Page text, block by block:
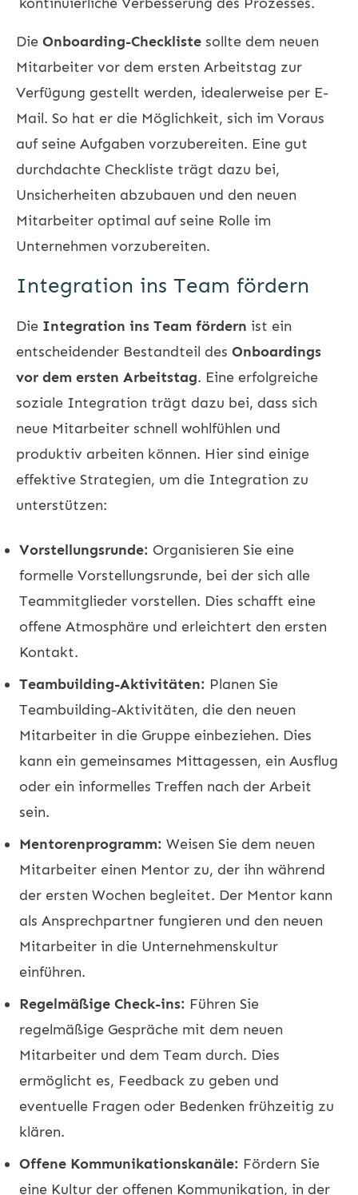
Die Onboarding-Checkliste sollte dem neuen
Mitarbeiter vor dem ersten Arbeitstag zur
Verfügung gestellt werden, idealerweise per E-
Mail. So hat er die Möglichkeit, sich im Voraus
auf seine Aufgaben vorzubereiten. Eine gut
durchdachte Checkliste trägt dazu bei,
Unsicherheiten abzubauen und den neuen
Mitarbeiter optimal auf seine Rolle im
Unternehmen vorzubereiten.
Integration ins Team fördern
Die Integration ins Team fördern ist ein
entscheidender Bestandteil des Onboardings
vor dem ersten Arbeitstag. Eine erfolgreiche
soziale Integration trägt dazu bei, dass sich
neue Mitarbeiter schnell wohlfühlen und
produktiv arbeiten können. Hier sind einige
effektive Strategien, um die Integration zu
unterstützen:
Vorstellungsrunde: Organisieren Sie eine
formelle Vorstellungsrunde, bei der sich alle
Teammitglieder vorstellen. Dies schafft eine
offene Atmosphäre und erleichtert den ersten
Kontakt.
Teambuilding-Aktivitäten: Planen Sie
Teambuilding-Aktivitäten, die den neuen
Mitarbeiter in die Gruppe einbeziehen. Dies
kann ein gemeinsames Mittagessen, ein Ausflug
oder ein informelles Treffen nach der Arbeit
sein.
Mentorenprogramm: Weisen Sie dem neuen
Mitarbeiter einen Mentor zu, der ihn während
der ersten Wochen begleitet. Der Mentor kann
als Ansprechpartner fungieren und den neuen
Mitarbeiter in die Unternehmenskultur
einführen.
Regelmäßige Check-ins: Führen Sie
regelmäßige Gespräche mit dem neuen
Mitarbeiter und dem Team durch. Dies
ermöglicht es, Feedback zu geben und
eventuelle Fragen oder Bedenken frühzeitig zu
klären.
Offene Kommunikationskanäle: Fördern Sie
eine Kultur der offenen Kommunikation, in der